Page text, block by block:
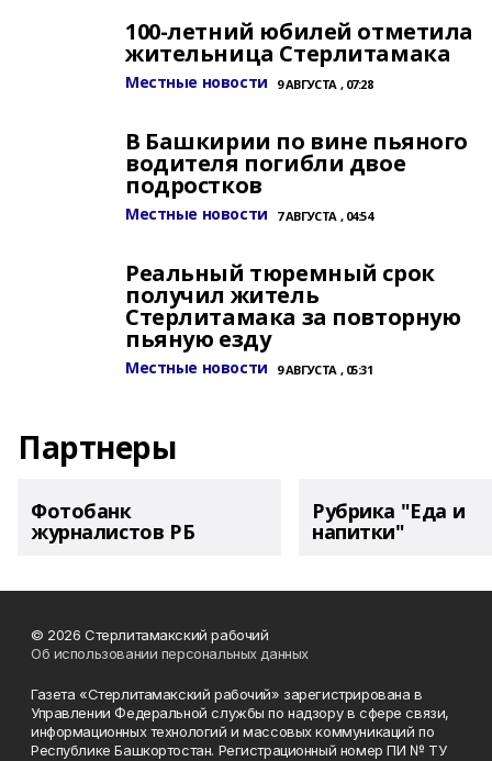
100-летний юбилей отметила
жительница Стерлитамака
Местные новости 9 АВГУСТА , 07:28
В Башкирии по вине пьяного
водителя погибли двое
подростков
Местные новости 7 АВГУСТА , 04:54
Реальный тюремный срок
получил житель
Стерлитамака за повторную
пьяную езду
Местные новости 9 АВГУСТА , 05:31
Партнеры
Фотобанк
журналистов РБ
Рубрика "Еда и
напитки"
© 2026 Стерлитамакский рабочий
Об использовании персональных данных
Газета «Стерлитамакский рабочий» зарегистрирована в
Управлении Федеральной службы по надзору в сфере связи,
информационных технологий и массовых коммуникаций по
Республике Башкортостан. Регистрационный номер ПИ № ТУ